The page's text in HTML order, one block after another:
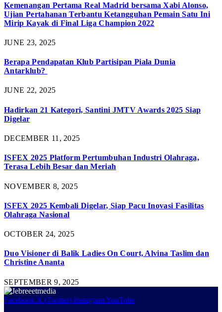
Kemenangan Pertama Real Madrid bersama Xabi Alonso,
Ujian Pertahanan Terbantu Ketangguhan Pemain Satu Ini
Mirip Kayak di Final Liga Champion 2022
JUNE 23, 2025
Berapa Pendapatan Klub Partisipan Piala Dunia
Antarklub?
JUNE 22, 2025
Hadirkan 21 Kategori, Santini JMTV Awards 2025 Siap
Digelar
DECEMBER 11, 2025
ISFEX 2025 Platform Pertumbuhan Industri Olahraga,
Terasa Lebih Besar dan Meriah
NOVEMBER 8, 2025
ISFEX 2025 Kembali Digelar, Siap Pacu Inovasi Fasilitas
Olahraga Nasional
OCTOBER 24, 2025
Duo Visioner di Balik Ladies On Court, Alvina Taslim dan
Christine Ananta
SEPTEMBER 9, 2025
Facebook X (Twitter) InstagramYouTube